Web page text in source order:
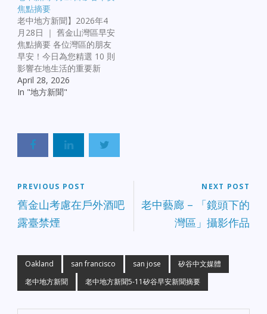
為一名在街頭無端遭襲的
華裔長者，引發社會對治
安的持續關注。 【校園悲
劇】奧克蘭教師遭槍擊遇
害： 八年級深受愛戴的教
師 Latetia Bobo 在槍擊事
件中不幸喪生，校方與學
生家長正舉行悼念活動。
師今日正式走上街頭罷
工，多所學校教學活動受
府提起訴訟，指控 Meta
公司明知廣告內容涉及詐
騙卻未予攔阻，並從中獲
利高達 70 億美元。 【學
Dominic Antoine Jr. 以優
異表現橫掃包括多所名校
在內的 31 份錄取通知書，
警】南灣居民列入漢坦病
焦點摘要
老中地方新聞】2026年4
月28日 ｜ 舊金山灣區早安
焦點摘要 各位灣區的朋友
早安！今日為您精選 10 則
影響在地生活的重要新
聞： 【治安與公眾安全】
奧克蘭正面發展： 市府慶
方擊斃一名持槍威脅居民
的男子；聖荷西發生因家
生刺人案，嫌疑人已被控
企圖謀殺。 【社會與民
生】 民意調查： 數據顯示
灣區居民對「無家可歸」
織發出預警，柴油價格上
漲將推升物流與民生物
價，大家要有心理準備。
【地方發展與教育】 山景
城新動態： 考慮效法鄰市
April 28, 2026
In "地方新聞"
PREVIOUS POST
舊金山考慮在戶外酒吧
露臺禁煙
NEXT POST
老中藝廊 – 「鏡頭下的
灣區」攝影作品
Oakland san francisco san jose
矽谷中文媒體
老中地方新聞
老中地方新聞5-11矽谷早安新聞摘要